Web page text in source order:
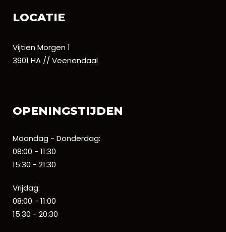
LOCATIE
Vijtien Morgen 1
3901 HA // Veenendaal
OPENINGSTIJDEN
Maandag - Donderdag:
08:00 - 11:30
15:30 - 21:30
Vrijdag:
08:00 - 11:00
15:30 - 20:30